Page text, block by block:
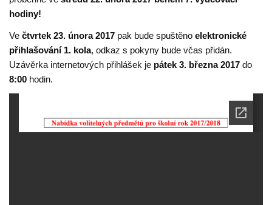
hodiny!
Večtvrtek 23. února 2017 pak bude spuštěnoelektronické
přihlašování 1. kola, odkaz s pokyny bude včas přidán.
Uzávěrka internetových přihlášek je pátek 3. března 2017 do
8:00 hodin.